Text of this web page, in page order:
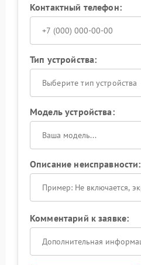
Контактный телефон:
Тип устройства:
Выберите тип устройства
Модель устройства:
Описание неисправности:
Комментарий к заявке: